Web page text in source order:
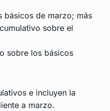
básicos de marzo; más
sobre el
sobre los básicos
e incluyen la
a marzo.